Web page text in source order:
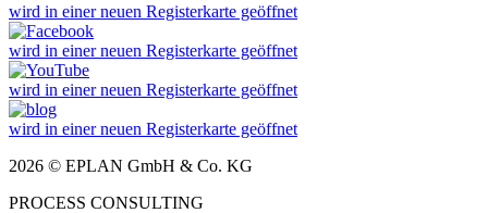
wird in einer neuen Registerkarte geöffnet
wird in einer neuen Registerkarte geöffnet
wird in einer neuen Registerkarte geöffnet
wird in einer neuen Registerkarte geöffnet
2026 © EPLAN GmbH & Co. KG
PROCESS CONSULTING